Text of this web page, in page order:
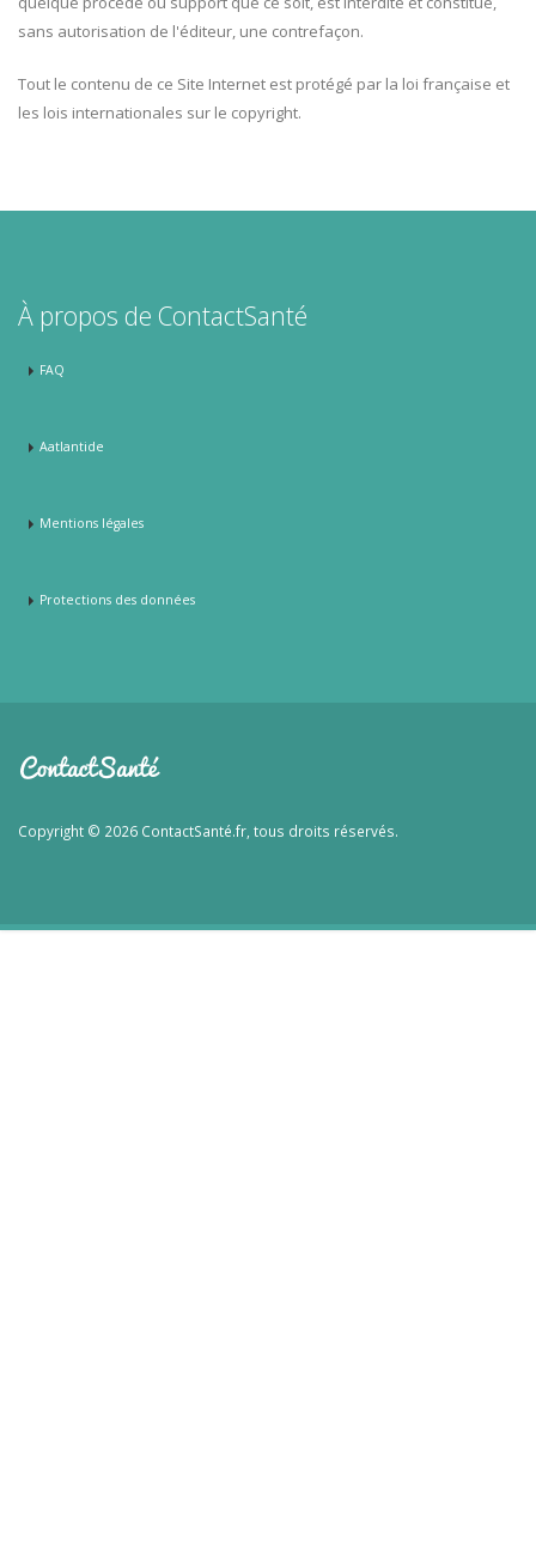
sans autorisation de l'éditeur, une contrefaçon.
Tout le contenu de ce Site Internet est protégé par la loi française et
les lois internationales sur le copyright.
À propos de ContactSanté
FAQ
Aatlantide
Mentions légales
Protections des données
Copyright © 2026 ContactSanté.fr, tous droits réservés.